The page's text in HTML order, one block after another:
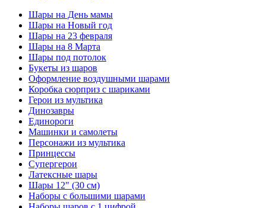
Шары на День мамы
Шары на Новый год
Шары на 23 февраля
Шары на 8 Марта
Шары под потолок
Букеты из шаров
Оформление воздушными шарами
Коробка сюрприз с шариками
Герои из мультика
Динозавры
Единороги
Машинки и самолеты
Персонажи из мультика
Принцессы
Супергерои
Латексные шары
Шары 12" (30 см)
Наборы с большими шарами